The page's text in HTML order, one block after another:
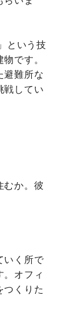
という技
です。
避難所な
戦してい
むか。彼
いく所で
。オフィ
つくりた